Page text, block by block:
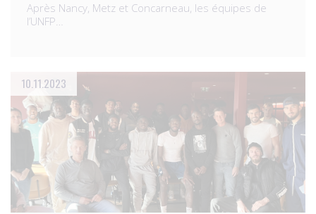
Après Nancy, Metz et Concarneau, les équipes de
l’UNFP…
10.11.2023